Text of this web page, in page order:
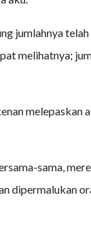
jumlahnya
melihatnya;
melepaskan
sama,
dipermalukan